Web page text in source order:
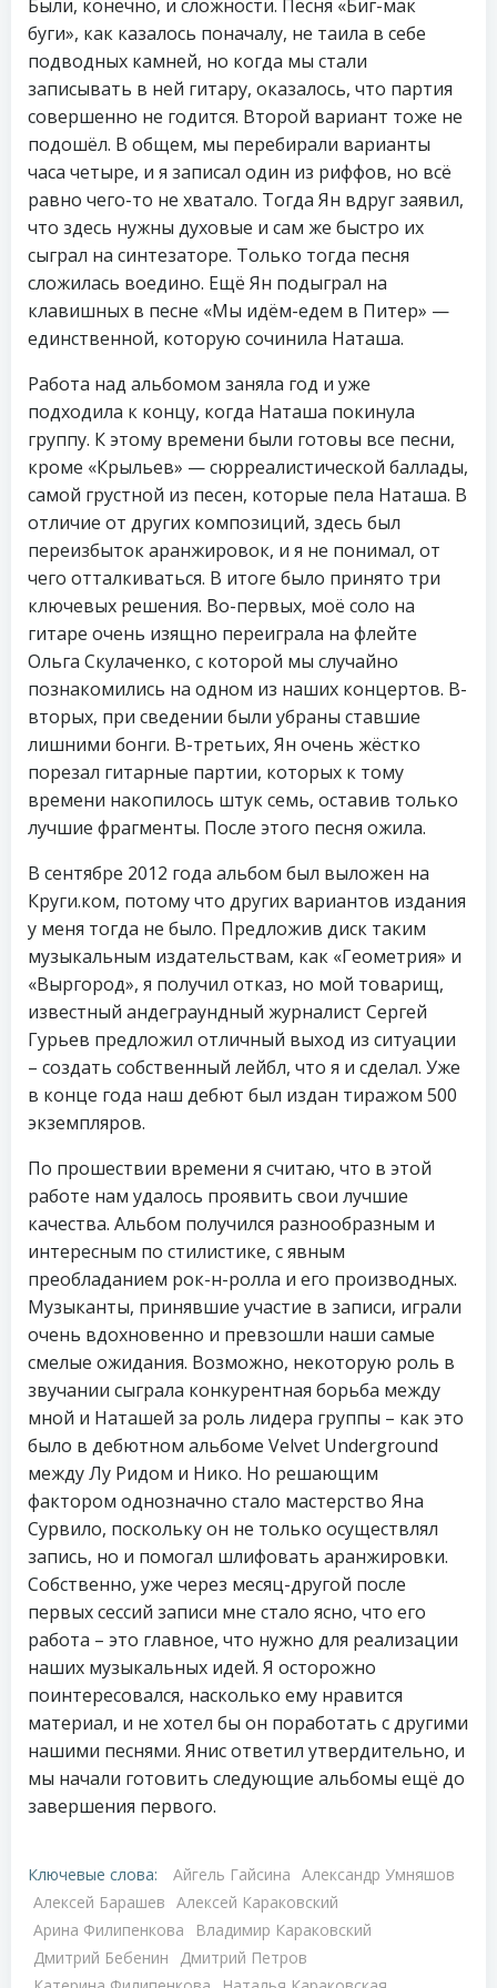
Были, конечно, и сложности. Песня «Биг-мак
буги», как казалось поначалу, не таила в себе
подводных камней, но когда мы стали
записывать в ней гитару, оказалось, что партия
совершенно не годится. Второй вариант тоже не
подошёл. В общем, мы перебирали варианты
часа четыре, и я записал один из риффов, но всё
равно чего-то не хватало. Тогда Ян вдруг заявил,
что здесь нужны духовые и сам же быстро их
сыграл на синтезаторе. Только тогда песня
сложилась воедино. Ещё Ян подыграл на
клавишных в песне «Мы идём-едем в Питер» —
единственной, которую сочинила Наташа.
Работа над альбомом заняла год и уже
подходила к концу, когда Наташа покинула
группу. К этому времени были готовы все песни,
кроме «Крыльев» — сюрреалистической баллады,
самой грустной из песен, которые пела Наташа. В
отличие от других композиций, здесь был
переизбыток аранжировок, и я не понимал, от
чего отталкиваться. В итоге было принято три
ключевых решения. Во-первых, моё соло на
гитаре очень изящно переиграла на флейте
Ольга Скулаченко, с которой мы случайно
познакомились на одном из наших концертов. В-
вторых, при сведении были убраны ставшие
лишними бонги. В-третьих, Ян очень жёстко
порезал гитарные партии, которых к тому
времени накопилось штук семь, оставив только
лучшие фрагменты. После этого песня ожила.
В сентябре 2012 года альбом был выложен на
Круги.ком, потому что других вариантов издания
у меня тогда не было. Предложив диск таким
музыкальным издательствам, как «Геометрия» и
«Выргород», я получил отказ, но мой товарищ,
известный андеграундный журналист Сергей
Гурьев предложил отличный выход из ситуации
– создать собственный лейбл, что я и сделал. Уже
в конце года наш дебют был издан тиражом 500
экземпляров.
По прошествии времени я считаю, что в этой
работе нам удалось проявить свои лучшие
качества. Альбом получился разнообразным и
интересным по стилистике, с явным
преобладанием рок-н-ролла и его производных.
Музыканты, принявшие участие в записи, играли
очень вдохновенно и превзошли наши самые
смелые ожидания. Возможно, некоторую роль в
звучании сыграла конкурентная борьба между
мной и Наташей за роль лидера группы – как это
было в дебютном альбоме Velvet Underground
между Лу Ридом и Нико. Но решающим
фактором однозначно стало мастерство Яна
Сурвило, поскольку он не только осуществлял
запись, но и помогал шлифовать аранжировки.
Собственно, уже через месяц-другой после
первых сессий записи мне стало ясно, что его
работа – это главное, что нужно для реализации
наших музыкальных идей. Я осторожно
поинтересовался, насколько ему нравится
материал, и не хотел бы он поработать с другими
нашими песнями. Янис ответил утвердительно, и
мы начали готовить следующие альбомы ещё до
завершения первого.
Ключевые слова: Айгель Гайсина Александр Умняшов
Алексей Барашев Алексей Караковский
Арина Филипенкова
Владимир Караковский
Дмитрий Бебенин
Дмитрий Петров